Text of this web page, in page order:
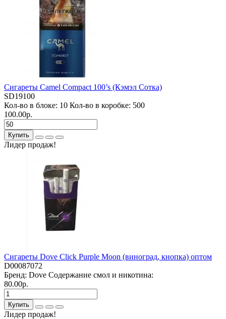
Сигареты Camel Compact 100’s (Кэмэл Сотка)
SD19100
Кол-во в блоке: 10 Кол-во в коробке: 500
100.00р.
Купить
Лидер продаж!
Сигареты Dove Click Purple Moon (виноград, кнопка) оптом
D00087072
Бренд: Dove Содержание смол и никотина:
80.00р.
Купить
Лидер продаж!